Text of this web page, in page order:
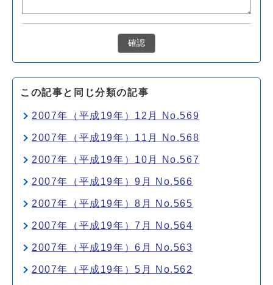
確認
この記事と同じ分類の記事
2007年（平成19年）12月 No.569
2007年（平成19年）11月 No.568
2007年（平成19年）10月 No.567
2007年（平成19年）9月 No.566
2007年（平成19年）8月 No.565
2007年（平成19年）7月 No.564
2007年（平成19年）6月 No.563
2007年（平成19年）5月 No.562